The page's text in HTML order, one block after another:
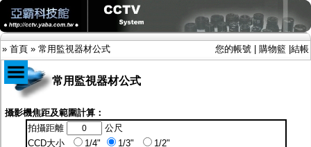
» 首頁 » 常用監視器材公式 您的帳號 購物籃 結帳
商品目錄
限時促銷特惠專案
IP網路攝影機及錄放影機
常用監視器材公式
攝影機焦距及範圍計算：
拍攝距離
公尺
CCD大小
1/4" 1/3"
1/2"